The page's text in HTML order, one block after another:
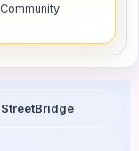
StreetBridge